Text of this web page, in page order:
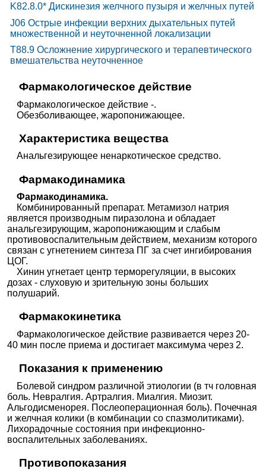
K82.8.0* Дискинезия желчного пузыря и желчных путей
J06 Острые инфекции верхних дыхательных путей
множественной и неуточненной локализации
T88.9 Осложнение хирургического и терапевтического
вмешательства неуточненное
Фармакологическое действие
Фармакологическое действие -.
Обезболивающее, жаропонижающее.
Характеристика вещества
Анальгезирующее ненаркотическое средство.
Фармакодинамика
Фармакодинамика.
Комбинированный препарат. Метамизол натрия
является производным пиразолона и обладает
анальгезирующим, жаропонижающим и слабым
противовоспалительным действием, механизм которого
связан с угнетением синтеза ПГ за счет ингибирования
ЦОГ.
Хинин угнетает центр терморегуляции, в высоких
дозах - слуховую и зрительную зоны больших
полушарий.
Фармакокинетика
Фармакологическое действие развивается через 20-
40 мин после приема и достигает максимума через 2.
Показания к применению
Болевой синдром различной этиологии (в тч головная
боль. Невралгия. Артралгия. Миалгия. Миозит.
Альгодисменорея. Послеоперационная боль). Почечная
и желчная колики (в комбинации со спазмолитиками).
Лихорадочные состояния при инфекционно-
воспалительных заболеваниях.
Противопоказания